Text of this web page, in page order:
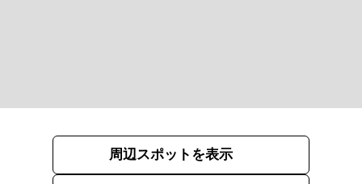
周辺スポットを表示